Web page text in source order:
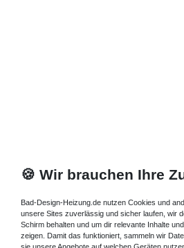
🍪 Wir brauchen Ihre
Bad-Design-Heizung.de nutzen Cookies und
unsere Sites zuverlässig und sicher laufen, wir
Schirm behalten und um dir relevante Inhalte
zeigen. Damit das funktioniert, sammeln wir